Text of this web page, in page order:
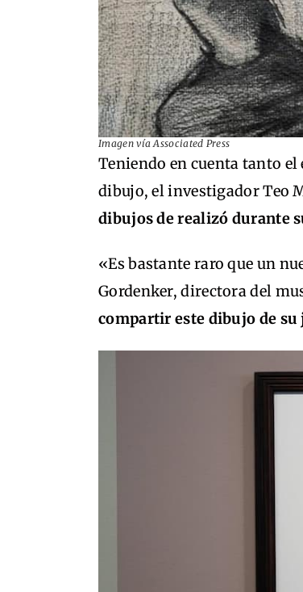
Imagen vía Associated Press
Teniendo en cuenta tanto
dibujo, el investigador Teo
dibujos de realizó durante
«Es bastante raro que un
Gordenker, directora del
compartir este dibujo de